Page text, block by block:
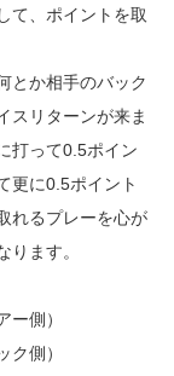
て、ポイントを取
とか相手のバック
スリターンが来ま
打って0.5ポイン
更に0.5ポイント
れるプレーを心が
ます。
側）
側）